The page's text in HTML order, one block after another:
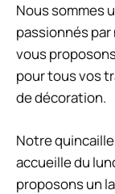
Nous sommes
passionnés
vous
pour tous vos
de décoration.
Notre
accueille du
proposons un